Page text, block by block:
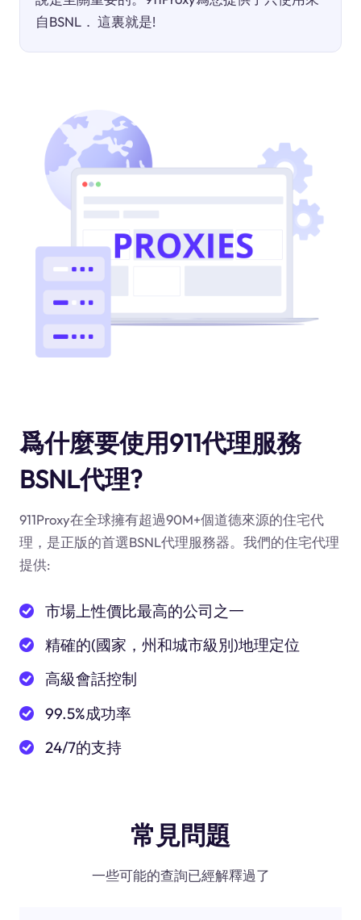
自BSNL． 這裏就是!
爲什麼要使用911代理服務
BSNL代理?
911Proxy在全球擁有超過90M+個道德來源的住宅代
理，是正版的首選BSNL代理服務器。我們的住宅代理
提供:
市場上性價比最高的公司之一
精確的(國家，州和城市級別)地理定位
高級會話控制
99.5%成功率
24/7的支持
常見問題
一些可能的查詢已經解釋過了